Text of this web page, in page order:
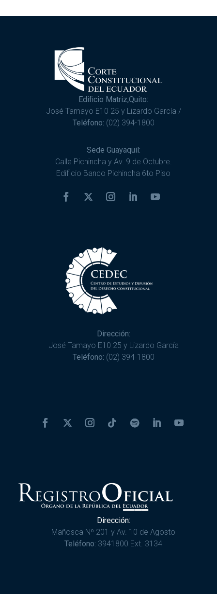
Edificio Matriz,Quito:
José Tamayo E10 25 y Lizardo García /
Teléfono: (02) 394-1800
Sede Guayaquil:
Calle Pichincha y Av. 9 de Octubre.
Edificio Banco Pichincha 6to Piso
Dirección:
José Tamayo E10 25 y Lizardo García
Teléfono: (02) 394-1800
Dirección:
Mañosca Nº 201 y Av. 10 de Agosto
Teléfono: 3941800 Ext. 3134